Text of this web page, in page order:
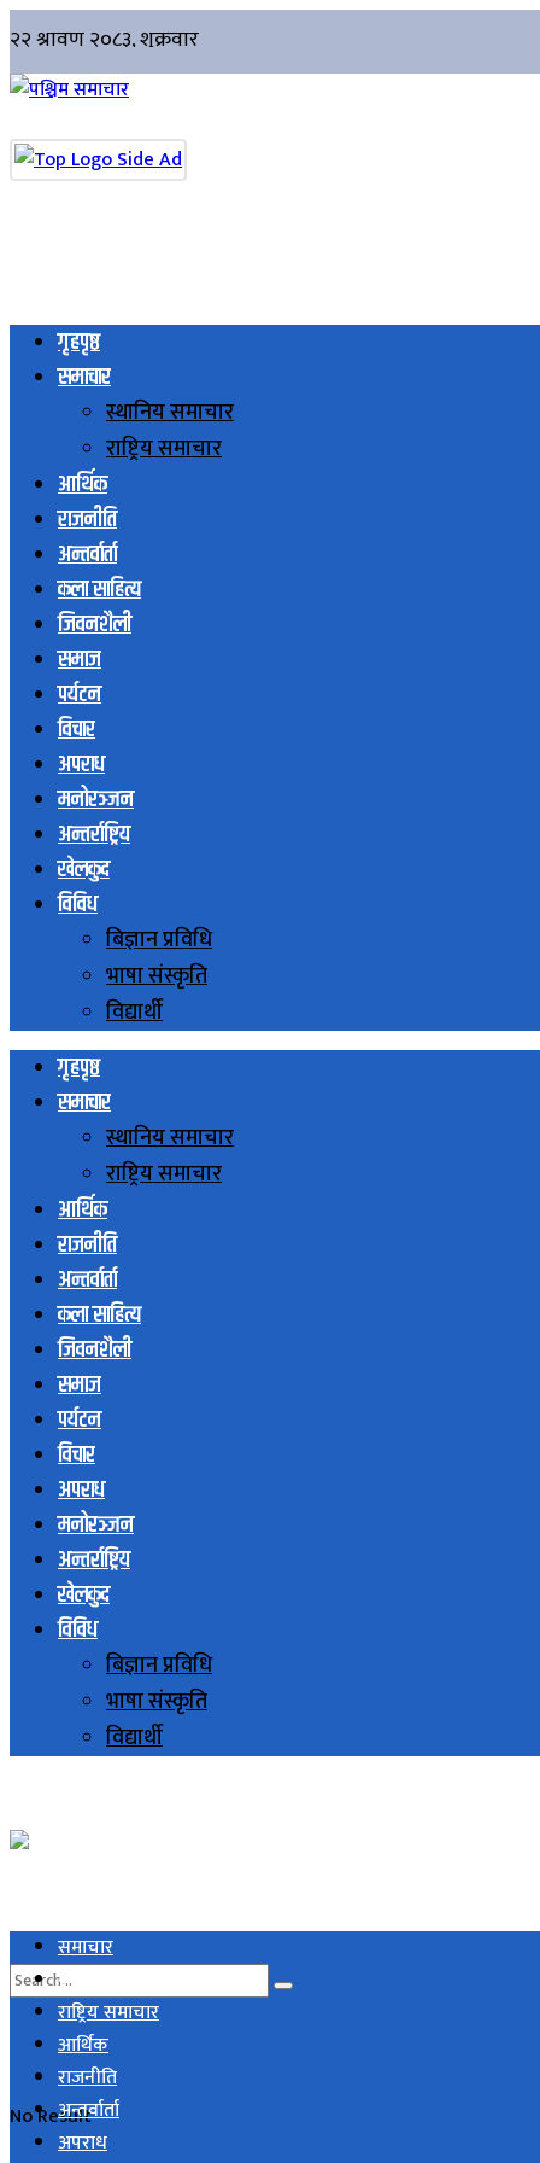
गृहपृष्ठ
समाचार
स्थानिय समाचार
राष्ट्रिय समाचार
आर्थिक
राजनीति
अन्तर्वार्ता
कला साहित्य
जिवनशैली
समाज
पर्यटन
विचार
अपराध
मनोरञ्जन
अन्तर्राष्ट्रिय
खेलकुद
विविध
बिज्ञान प्रविधि
भाषा संस्कृति
विद्यार्थी
गृहपृष्ठ
समाचार
स्थानिय समाचार
राष्ट्रिय समाचार
आर्थिक
राजनीति
अन्तर्वार्ता
कला साहित्य
जिवनशैली
समाज
पर्यटन
विचार
अपराध
मनोरञ्जन
अन्तर्राष्ट्रिय
खेलकुद
विविध
बिज्ञान प्रविधि
भाषा संस्कृति
विद्यार्थी
No Result
समाचार
स्थानिय समाचार
राष्ट्रिय समाचार
आर्थिक
राजनीति
अन्तर्वार्ता
अपराध